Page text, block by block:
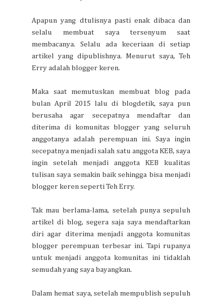
Apapun yang dtulisnya pasti enak dibaca dan
selalu membuat saya tersenyum saat
membacanya. Selalu ada keceriaan di setiap
artikel yang dipublishnya. Menurut saya, Teh
Erry adalah blogger keren.
Maka saat memutuskan membuat blog pada
bulan April 2015 lalu di blogdetik, saya pun
berusaha agar secepatnya mendaftar dan
diterima di komunitas blogger yang seluruh
anggotanya adalah perempuan ini. Saya ingin
secepatnya menjadi salah satu anggota KEB, saya
ingin setelah menjadi anggota KEB kualitas
tulisan saya semakin baik sehingga bisa menjadi
blogger keren seperti Teh Erry.
Tak mau berlama-lama, setelah punya sepuluh
artikel di blog, segera saja saya mendaftarkan
diri agar diterima menjadi anggota komunitas
blogger perempuan terbesar ini. Tapi rupanya
untuk menjadi anggota komunitas ini tidaklah
semudah yang saya bayangkan.
Dalam hemat saya, setelah mempublish sepuluh